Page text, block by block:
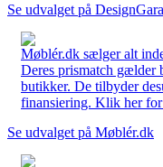
Se udvalget på
Møblér.dk sælger alt
Deres prismatch gælder
butikker. De tilbyder
finansiering. Klik her for
Se udvalget på Møblér.dk